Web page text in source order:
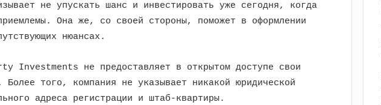
не упускать шанс и инвестировать уже сегодня, когда
Она же, со своей стороны, поможет в оформлении
нюансах.
Investments не предоставляет в открытом доступе свои
Более того, компания не указывает никакой юридической
адреса регистрации и штаб-квартиры.